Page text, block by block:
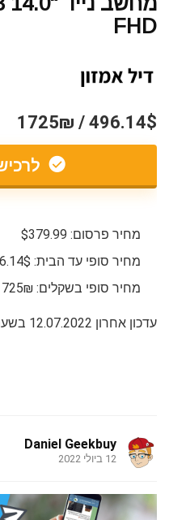
FHD
496.14$ / 1725₪
מחיר פרסום: $379.99
מחיר סופי עד הבית: 496.14$
מחיר סופי בשקלים: 1725₪
עדכון אחרון 12.07.2022 בשעה 10:40
Daniel Geekbuy
12 ביולי 2022